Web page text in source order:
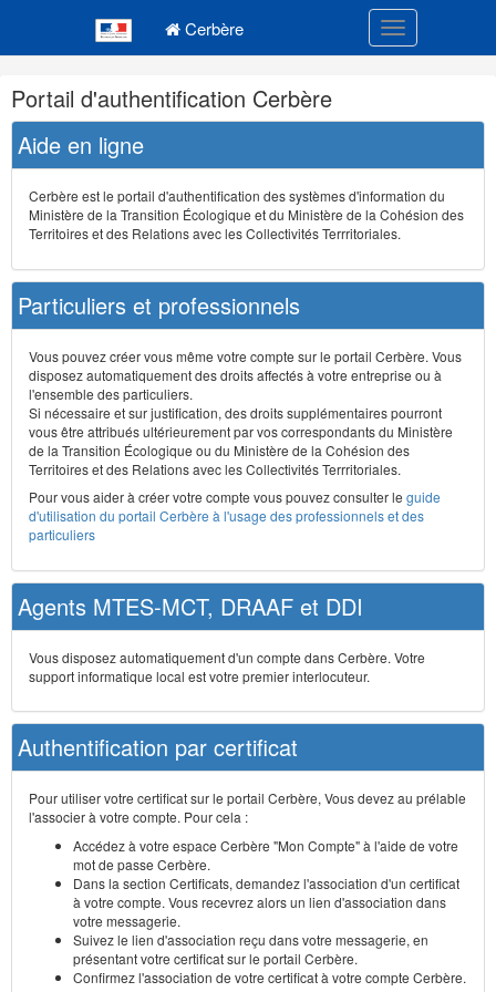
Cerbère Toggle
Navigation
et
outils
annexes
Portail d'authentification Cerbère
Aide en ligne
Cerbère est le portail d'authentification des systèmes d'information du
Ministère de la Transition Écologique et du Ministère de la Cohésion des
Territoires et des Relations avec les Collectivités Terrritoriales.
Particuliers et professionnels
Vous pouvez créer vous même votre compte sur le portail Cerbère. Vous
disposez automatiquement des droits affectés à votre entreprise ou à
l'ensemble des particuliers.
Si nécessaire et sur justification, des droits supplémentaires pourront
vous être attribués ultérieurement par vos correspondants du Ministère
de la Transition Écologique ou du Ministère de la Cohésion des
Territoires et des Relations avec les Collectivités Terrritoriales.
Pour vous aider à créer votre compte vous pouvez consulter le guide
d'utilisation du portail Cerbère à l'usage des professionnels et des
particuliers
Agents MTES-MCT, DRAAF et DDI
Vous disposez automatiquement d'un compte dans Cerbère. Votre
support informatique local est votre premier interlocuteur.
Authentification par certificat
Pour utiliser votre certificat sur le portail Cerbère, Vous devez au prélable
l'associer à votre compte. Pour cela :
Accédez à votre espace Cerbère "Mon Compte" à l'aide de votre
mot de passe Cerbère.
Dans la section Certificats, demandez l'association d'un certificat
à votre compte. Vous recevrez alors un lien d'association dans
votre messagerie.
Suivez le lien d'association reçu dans votre messagerie, en
présentant votre certificat sur le portail Cerbère.
Confirmez l'association de votre certificat à votre compte Cerbère.